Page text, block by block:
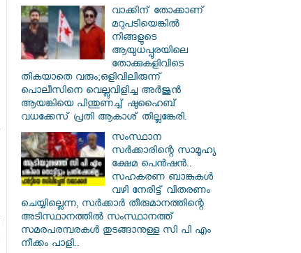
വാക്കിന് തോക്കാണ്
മറുപടിയെങ്കിൽ
നിങ്ങളുടെ
ആയുധപ്പുരയിലെ
തോക്കുകളിവിടെ
തികയാതെ വരും;ഒളിവിലിരുന്ന്
പൊലീസിനെ വെല്ലുവിളിച്ച അർജുൻ
ആയങ്കിയെ പിന്തുണച്ച് ഷുഹൈബ്
വധക്കേസ് പ്രതി ആകാശ് തില്ലങ്കേരി.
സംസ്ഥാന
സർ‌ക്കാരിന്റെ സാമൂഹ്യ
ക്ഷേമ പെൻഷൻ..
സഹകരണ ബാങ്കുകൾ
വഴി നേരിട്ട് വിതരണം
ചെയ്യില്ലെന്ന, സർക്കാർ തീരുമാനത്തിന്റെ
അടിസ്ഥാനത്തിൽ സംസ്ഥാനത്ത്
സമരപരമ്പരകൾ തുടങ്ങാനുള്ള സി പി എം
നീക്കം പാളി..